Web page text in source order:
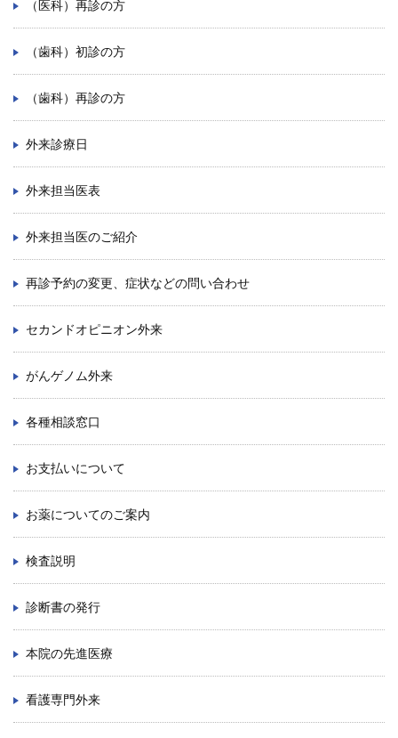
学内向け情報
ご意見
採用情報
本院の先進医療
内視鏡外科手術
最新の歯科治療
関連リンク
サイトマップ
TEL.092-641-1151（代表）
TEL.092-642-5163（時間外受付）
（医科）再診の方
（歯科）初診の方
（歯科）再診の方
外来診療日
外来担当医表
外来担当医のご紹介
再診予約の変更、症状などの問い合わせ
セカンドオピニオン外来
がんゲノム外来
各種相談窓口
お支払いについて
お薬についてのご案内
検査説明
診断書の発行
本院の先進医療
看護専門外来